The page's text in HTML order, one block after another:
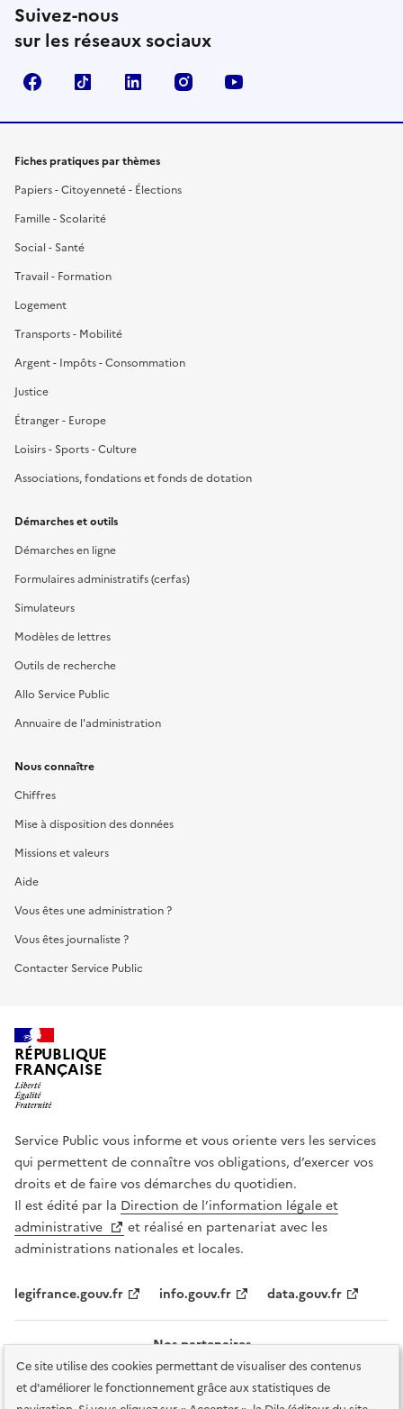
Ce site utilise des cookies permettant de visualiser des contenus
et d'améliorer le fonctionnement grâce aux statistiques de
Suivez-nous
sur les réseaux sociaux
FacebookTikTok LinkedIn Instagram
Fiches pratiques par thèmes
Papiers - Citoyenneté - Élections
Famille - Scolarité
Social - Santé
Travail - Formation
Logement
Transports - Mobilité
Argent - Impôts - Consommation
Justice
Étranger - Europe
Loisirs - Sports - Culture
Associations, fondations et fonds de dotation
Démarches et outils
Démarches en ligne
Formulaires administratifs (cerfas)
Simulateurs
Modèles de lettres
Outils de recherche
Allo Service Public
Annuaire de l'administration
Nous connaître
Chiffres
Mise à disposition des données
Missions et valeurs
Aide
Vous êtes une administration ?
Vous êtes journaliste ?
Contacter Service Public
RÉPUBLIQUE
FRANÇAISE
Service Public vous informe et vous oriente vers les services
qui permettent de connaître vos obligations, d’exercer vos
droits et de faire vos démarches du quotidien.
Il est édité par la Direction de l’information légale et
administrative
et réalisé en partenariat avec les
administrations nationales et locales.
legifrance.gouv.fr info.gouv.fr data.gouv.fr
Nos partenaires